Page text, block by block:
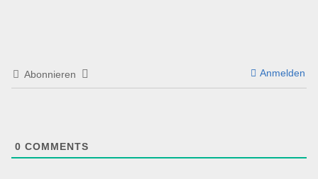
Abonnieren Anmelden
0 COMMENTS